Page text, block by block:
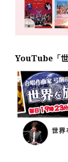
YouTube「世